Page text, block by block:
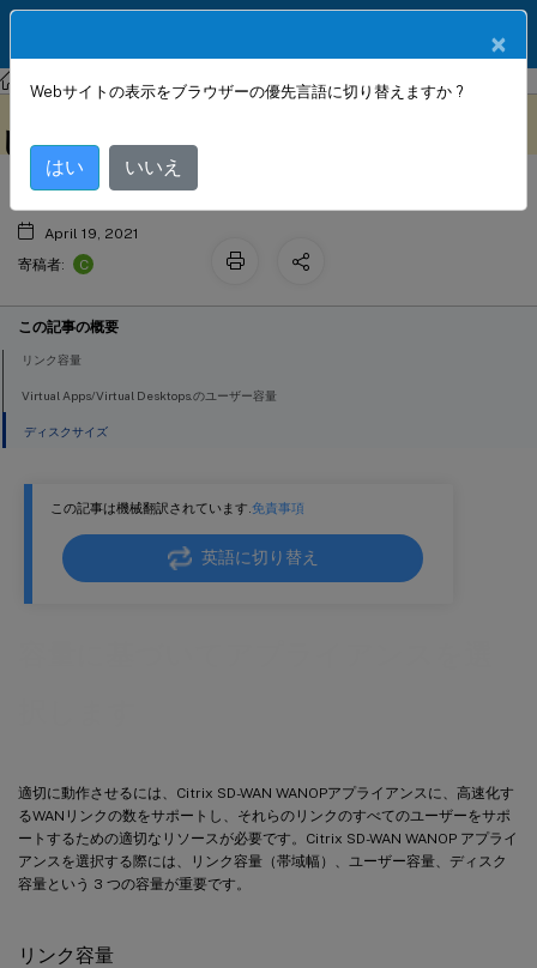
Citrix SD-WAN WANOP Citrix SD-WAN WANOP 10.2
この記事は機械翻訳されています.免責事項
英語に切り替え
適切に動作させるには、Citrix SD-WAN WANOPアプライアンスに、高速化す
るWANリンクの数をサポートし、それらのリンクのすべてのユーザーをサポ
ートするための適切なリソースが必要です。Citrix SD-WAN WANOP アプライ
アンスを選択する際には、リンク容量（帯域幅）、ユーザー容量、ディスク
容量という 3 つの容量が重要です。
リンク容量
容量に基づいてアプライアンスを選択
します
April 19, 2021
寄稿者:
C
この記事の概要
リンク容量
Virtual Apps/Virtual Desktops.のユーザー容量
ディスクサイズ
×
Webサイトの表示をブラウザーの優先言語に切り替えますか ?
はい いいえ